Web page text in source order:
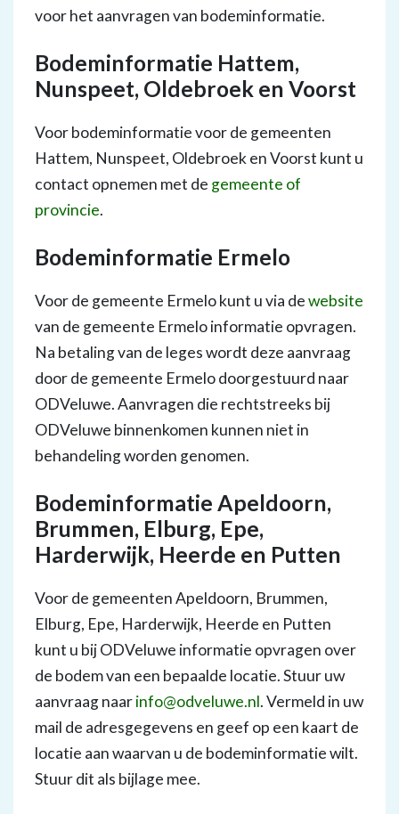
voor het aanvragen van bodeminformatie.
Bodeminformatie Hattem,
Nunspeet, Oldebroek en Voorst
Voor bodeminformatie voor de gemeenten
Hattem, Nunspeet, Oldebroek en Voorst kunt u
contact opnemen met de gemeente of
provincie.
Bodeminformatie Ermelo
Voor de gemeente Ermelo kunt u via dewebsite
van de gemeente Ermelo informatie opvragen.
Na betaling van de leges wordt deze aanvraag
door de gemeente Ermelo doorgestuurd naar
ODVeluwe. Aanvragen die rechtstreeks bij
ODVeluwe binnenkomen kunnen niet in
behandeling worden genomen.
Bodeminformatie Apeldoorn,
Brummen, Elburg, Epe,
Harderwijk, Heerde en Putten
Voor de gemeenten Apeldoorn, Brummen,
Elburg, Epe, Harderwijk, Heerde en Putten
kunt u bij ODVeluwe informatie opvragen over
de bodem van een bepaalde locatie. Stuur uw
aanvraag naarinfo@odveluwe.nl. Vermeld in uw
mail de adresgegevens en geef op een kaart de
locatie aan waarvan u de bodeminformatie wilt.
Stuur dit als bijlage mee.